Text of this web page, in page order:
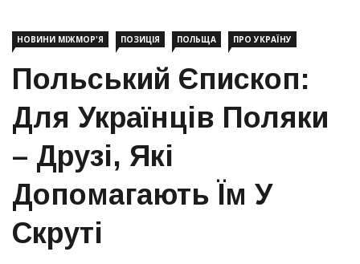
НОВИНИ МІЖМОР'Я ПОЗИЦІЯ ПОЛЬЩА ПРО УКРАЇНУ
Польський Єпископ:
Для Українців Поляки
– Друзі, Які
Допомагають Їм У
Скруті